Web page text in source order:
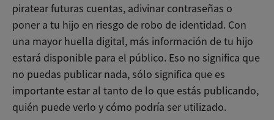
piratear futuras cuentas, adivinar contraseñas o
poner a tu hijo en riesgo de robo de identidad. Con
una mayor huella digital, más información de tu hijo
estará disponible para el público. Eso no significa que
no puedas publicar nada, sólo significa que es
importante estar al tanto de lo que estás publicando,
quién puede verlo y cómo podría ser utilizado.